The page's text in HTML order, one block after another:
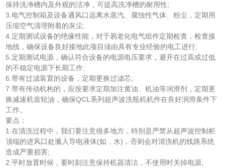
保持洗净槽内及外观的洁净，可提高洗净槽的耐用性;
3.电气控制箱及设备通风口远离水蒸汽、腐蚀性气体、粉尘，定期用
压缩空气清理附着的灰尘;
4.定期测试设备的绝缘性能，对于易老化电气组件定期检查，检查接
地线，确保设备良好接地此项目须由具有专业经验的电工进行;
5.定期测试电源，确认符合设备的电源电压要求，避开在过高或过低
的不稳定电源下长期工作;
6.带有过滤装置的设备，定期更换过滤芯;
7.带有传动机构的，应按要求定期加注黄油、机油等润滑剂，定期更
换减速机齿轮油，确保QCL系列超声波洗瓶机机件在良好润滑条件下
工作。
要点：
1.在清洗过程中，我们要注意很多地方，特别是严禁从超声波控制柜
顶端的进风口处溅入导电液体(如，水)，否则会对清洗机的线路系统
造成严重损害;
2.平时放置时候，要时刻注意保持机器清洁，不使用时关掉电源;